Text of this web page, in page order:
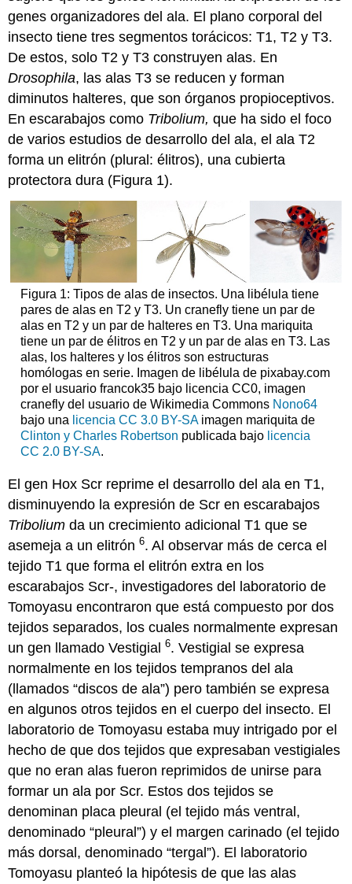
genes organizadores del ala. El plano corporal del
insecto tiene tres segmentos torácicos: T1, T2 y T3.
De estos, solo T2 y T3 construyen alas. En
Drosophila, las alas T3 se reducen y forman
diminutos halteres, que son órganos propioceptivos.
En escarabajos como Tribolium, que ha sido el foco
de varios estudios de desarrollo del ala, el ala T2
forma un elitrón (plural: élitros), una cubierta
protectora dura (Figura 1).
Figura 1: Tipos de alas de insectos. Una libélula tiene
pares de alas en T2 y T3. Un cranefly tiene un par de
alas en T2 y un par de halteres en T3. Una mariquita
tiene un par de élitros en T2 y un par de alas en T3. Las
alas, los halteres y los élitros son estructuras
homólogas en serie. Imagen de libélula de pixabay.com
por el usuario francok35 bajo licencia CC0, imagen
cranefly del usuario de Wikimedia Commons Nono64
bajo una licencia CC 3.0 BY-SAimagen mariquita de
Clinton y Charles Robertson publicada bajo licencia
CC 2.0 BY-SA.
El gen Hox Scr reprime el desarrollo del ala en T1,
disminuyendo la expresión de Scr en escarabajos
Tribolium da un crecimiento adicional T1 que se
asemeja a un elitrón6. Al observar más de cerca el
tejido T1 que forma el elitrón extra en los
escarabajos Scr-, investigadores del laboratorio de
Tomoyasu encontraron que está compuesto por dos
tejidos separados, los cuales normalmente expresan
un gen llamado Vestigial6. Vestigial se expresa
normalmente en los tejidos tempranos del ala
(llamados “discos de ala”) pero también se expresa
en algunos otros tejidos en el cuerpo del insecto. El
laboratorio de Tomoyasu estaba muy intrigado por el
hecho de que dos tejidos que expresaban vestigiales
que no eran alas fueron reprimidos de unirse para
formar un ala por Scr. Estos dos tejidos se
denominan placa pleural (el tejido más ventral,
denominado “pleural”) y el margen carinado (el tejido
más dorsal, denominado “tergal”). El laboratorio
Tomoyasu planteó la hipótesis de que las alas